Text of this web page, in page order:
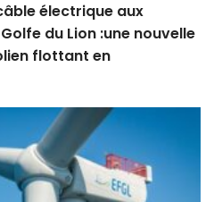
électrique aux
du Lion :une nouvelle
flottant en